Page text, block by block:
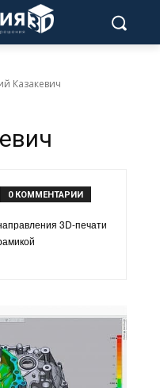
Казакевич
0 КОММЕНТАРИИ
3D-печати